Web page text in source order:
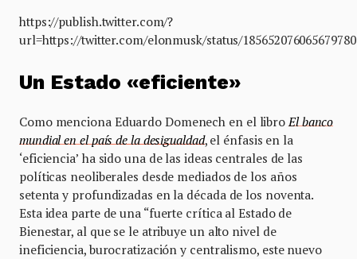
https://publish.twitter.com/?
url=https://twitter.com/elonmusk/status/
Un Estado «eficiente»
Como menciona Eduardo Domenech en el libro El banco
mundial en el país de la desigualdad, el énfasis en la
‘eficiencia’ ha sido una de las ideas centrales de las
políticas neoliberales desde mediados de los años
setenta y profundizadas en la década de los noventa.
Esta idea parte de una “fuerte crítica al Estado de
Bienestar, al que se le atribuye un alto nivel de
ineficiencia, burocratización y centralismo, este nuevo